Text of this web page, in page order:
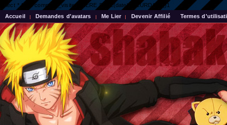
select * from compteur_visite WHERE DATE(date) = CURDATE()1
Accueil
Demandes d'avatars Me Lier Devenir Affilié Termes